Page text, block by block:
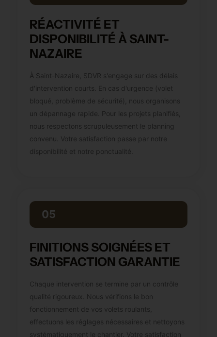
RÉACTIVITÉ ET
DISPONIBILITÉ À SAINT-
NAZAIRE
À Saint-Nazaire, SDVR s'engage sur des délais
d'intervention courts. En cas d'urgence (volet
bloqué, problème de sécurité), nous organisons
un dépannage rapide. Pour les projets planifiés,
nous respectons scrupuleusement le planning
convenu. Votre satisfaction passe par notre
disponibilité et notre ponctualité.
05
FINITIONS SOIGNÉES ET
SATISFACTION GARANTIE
Chaque intervention se termine par un contrôle
qualité rigoureux. Nous vérifions le bon
fonctionnement de vos volets roulants,
effectuons les réglages nécessaires et nettoyons
systématiquement le chantier. Votre satisfaction